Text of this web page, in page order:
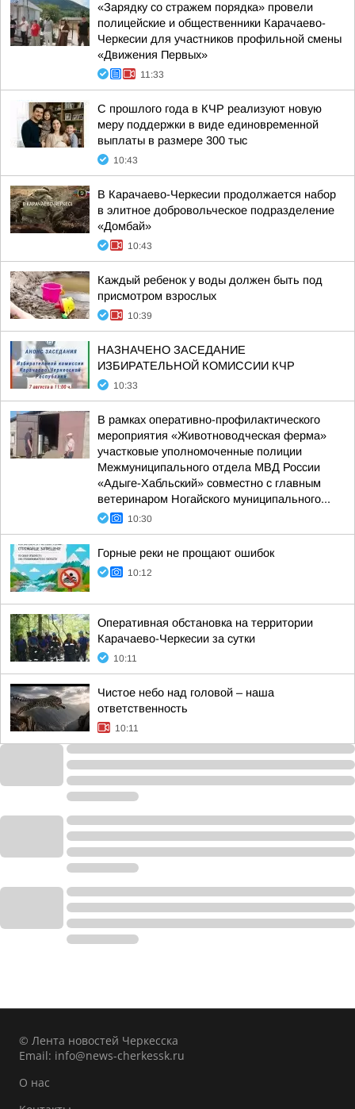
«Зарядку со стражем порядка» провели
полицейские и общественники Карачаево-
Черкесии для участников профильной смены
«Движения Первых»
11:33
С прошлого года в КЧР реализуют новую
меру поддержки в виде единовременной
выплаты в размере 300 тыс
10:43
В Карачаево-Черкесии продолжается набор
в элитное добровольческое подразделение
«Домбай»
10:43
Каждый ребенок у воды должен быть под
присмотром взрослых
10:39
НАЗНАЧЕНО ЗАСЕДАНИЕ
ИЗБИРАТЕЛЬНОЙ КОМИССИИ КЧР
10:33
В рамках оперативно-профилактического
мероприятия «Животноводческая ферма»
участковые уполномоченные полиции
Межмуниципального отдела МВД России
«Адыге-Хабльский» совместно с главным
ветеринаром Ногайского муниципального...
10:30
Горные реки не прощают ошибок
10:12
Оперативная обстановка на территории
Карачаево-Черкесии за сутки
10:11
Чистое небо над головой – наша
ответственность
10:11
© Лента новостей Черкесска
Email: info@news-cherkessk.ru
О нас